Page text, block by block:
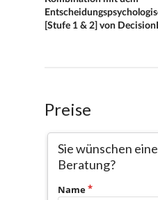
Preise
Sie wünschen eine
Beratung?
Name